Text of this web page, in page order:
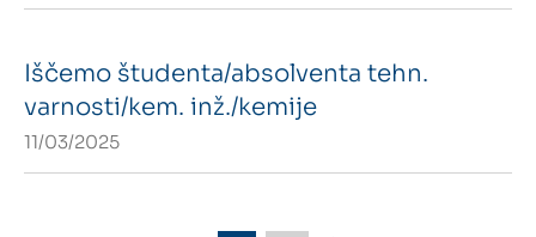
Iščemo študenta/absolventa tehn.
varnosti/kem. inž./kemije
11/03/2025